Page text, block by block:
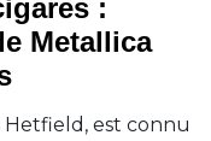
:
Metallica
Hetfield, est connu